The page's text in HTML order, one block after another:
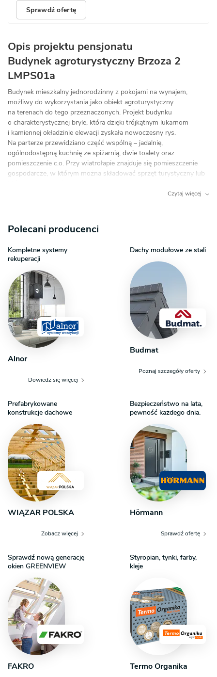
Sprawdź ofertę
Opis projektu pensjonatu
Budynek agroturystyczny Brzoza 2
LMPS01a
Budynek mieszkalny jednorodzinny z pokojami na wynajem,
możliwy do wykorzystania jako obiekt agroturystyczny
na terenach do tego przeznaczonych. Projekt budynku
o charakterystycznej bryle, która dzięki trójkątnym lukarnom
i kamiennej okładzinie elewacji zyskała nowoczesny rys.
Na parterze przewidziano część wspólną – jadalnię,
ogólnodostępną kuchnię ze spiżarnią, dwie toalety oraz
pomieszczenie c.o. Przy wiatrołapie znajduje się pomieszczenie
gospodarcze, w którym można składować sprzęt turystyczny lub
z prywatną łazienką oraz gabinet. Poddasze mieści cztery duże
w przytulnym kąciku rekreacyjnym.
Czytaj więcej
Polecani producenci
Kompletne systemy
rekuperacji
Alnor
Dowiedz się więcej
Dachy modułowe ze stali
Budmat
Poznaj szczegóły oferty
Prefabrykowane
konstrukcje dachowe
WIĄZAR POLSKA
Zobacz więcej
Bezpieczeństwo na lata,
pewność każdego dnia.
Hörmann
Sprawdź ofertę
Sprawdź nową generację
okien GREENVIEW
FAKRO
Styropian, tynki, farby,
kleje
Termo Organika